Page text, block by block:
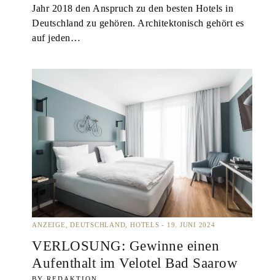
Jahr 2018 den Anspruch zu den besten Hotels in
Deutschland zu gehören. Architektonisch gehört es
auf jeden…
ANZEIGE DEUTSCHLAND HOTELS 19. JUNI 2024
VERLOSUNG: Gewinne einen
Aufenthalt im Velotel Bad Saarow